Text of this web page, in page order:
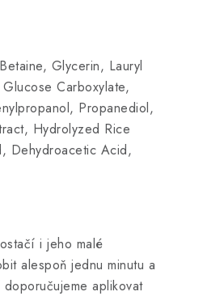
Glycerin, Lauryl
Carboxylate,
Propanediol,
Hydrolyzed Rice
Dehydroacetic Acid,
i jeho malé
alespoň jednu minutu a
aplikovat